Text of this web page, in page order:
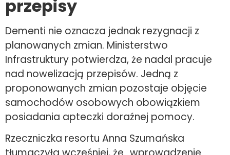
przepisy
Dementi nie oznacza jednak rezygnacji z
planowanych zmian. Ministerstwo
Infrastruktury potwierdza, że nadal pracuje
nad nowelizacją przepisów. Jedną z
proponowanych zmian pozostaje objęcie
samochodów osobowych obowiązkiem
posiadania apteczki doraźnej pomocy.
Rzeczniczka resortu Anna Szumańska